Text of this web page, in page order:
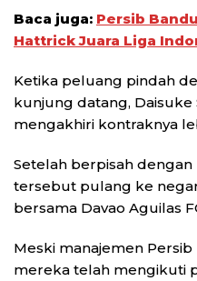
Baca juga: Persib
Hattrick Juara Liga
Ketika peluang pindah
kunjung datang, Daisuke
mengakhiri kontraknya
Setelah berpisah dengan
tersebut pulang ke
bersama Davao Aguilas
Meski manajemen
mereka telah mengikuti